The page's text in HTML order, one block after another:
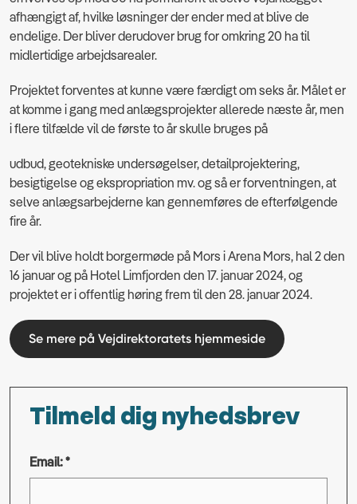
afhængigt af, hvilke løsninger der ender med at blive de
endelige. Der bliver derudover brug for omkring 20 ha til
midlertidige arbejdsarealer.
Projektet forventes at kunne være færdigt om seks år. Målet er
at komme i gang med anlægsprojekter allerede næste år, men
i flere tilfælde vil de første to år skulle bruges på
udbud, geotekniske undersøgelser, detailprojektering,
besigtigelse og ekspropriation mv. og så er forventningen, at
selve anlægsarbejderne kan gennemføres de efterfølgende
fire år.
Der vil blive holdt borgermøde på Mors i Arena Mors, hal 2 den
16 januar og på Hotel Limfjorden den 17. januar 2024, og
projektet er i offentlig høring frem til den 28. januar 2024.
Se mere på Vejdirektoratets hjemmeside
Tilmeld dig nyhedsbrev
Email: *